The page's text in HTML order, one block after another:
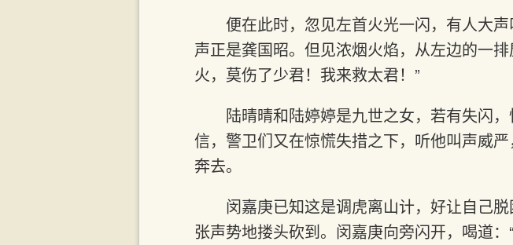
便在此时，忽见左首火光一闪，有人大
声正是龚国昭。但见浓烟火焰，从左边的一
火，莫伤了少君！我来救太君！”
陆晴晴和陆婷婷是九世之女，若有失闪
信，警卫们又在惊慌失措之下，听他叫声威
奔去。
闵嘉庚已知这是调虎离山计，好让自己
张声势地搂头砍到。闵嘉庚向旁闪开，喝道